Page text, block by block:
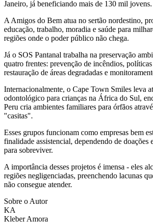
Janeiro, já beneficiando mais de 130 mil jovens.
A Amigos do Bem atua no sertão nordestino,
educação, trabalho, moradia e saúde para
regiões onde o poder público não chega.
Já o SOS Pantanal trabalha na preservação
quatro frentes: prevenção de incêndios,
restauração de áreas degradadas e
Internacionalmente, o Cape Town Smiles leva
odontológico para crianças na África do Sul,
Peru cria ambientes familiares para órfãos
"casitas".
Esses grupos funcionam como empresas bem
finalidade assistencial, dependendo de doações
para sobreviver.
A importância desses projetos é imensa - eles
regiões negligenciadas, preenchendo lacunas
não consegue atender.
Sobre o Autor
KA
Kleber Amora